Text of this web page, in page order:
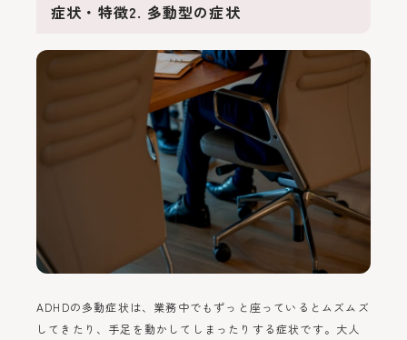
症状・特徴2. 多動型の症状
ADHDの多動症状は、業務中でもずっと座っているとムズムズ
してきたり、手足を動かしてしまったりする症状です。大人